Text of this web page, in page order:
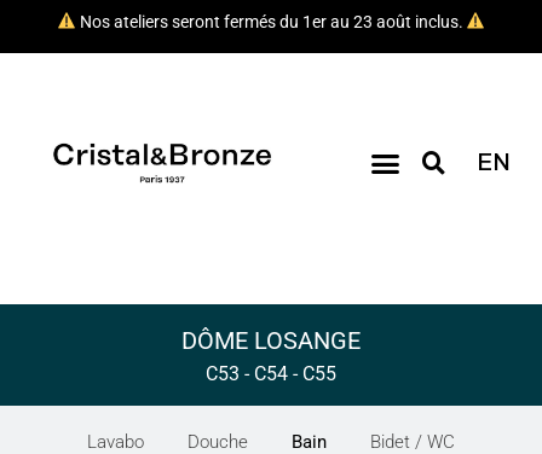
Nos ateliers seront fermés du 1er au 23 août inclus.
EN
DÔME LOSANGE
C53 - C54 - C55
Lavabo Douche Bain
Bidet / WC